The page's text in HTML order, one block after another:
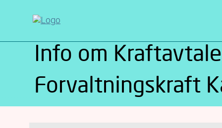
Info om
Forvaltningskraft